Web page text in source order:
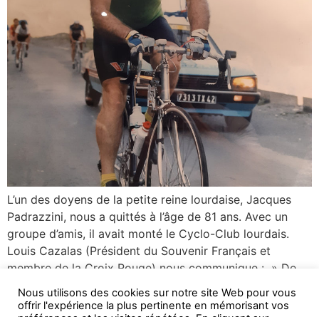
L’un des doyens de la petite reine lourdaise, Jacques
Padrazzini, nous a quittés à l’âge de 81 ans. Avec un
groupe d’amis, il avait monté le Cyclo-Club lourdais.
Louis Cazalas (Président du Souvenir Français et
membre de la Croix Rouge) nous communique : » De
Jacques a […]
Nous utilisons des cookies sur notre site Web pour vous
offrir l'expérience la plus pertinente en mémorisant vos